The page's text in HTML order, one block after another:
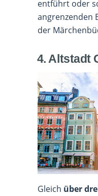
entführt oder
angrenzenden
der
4. Altstadt
Gleich über